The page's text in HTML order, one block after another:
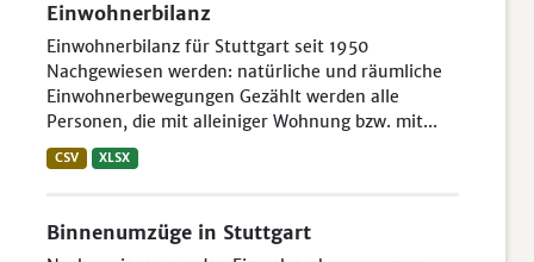
Einwohnerbilanz
Einwohnerbilanz für Stuttgart seit 1950
Nachgewiesen werden: natürliche und räumliche
Einwohnerbewegungen Gezählt werden alle
Personen, die mit alleiniger Wohnung bzw. mit...
CSV XLSX
Binnenumzüge in Stuttgart